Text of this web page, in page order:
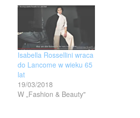
Isabella Rossellini wraca
do Lancome w wieku 65
lat
19/03/2018
W „Fashion & Beauty"